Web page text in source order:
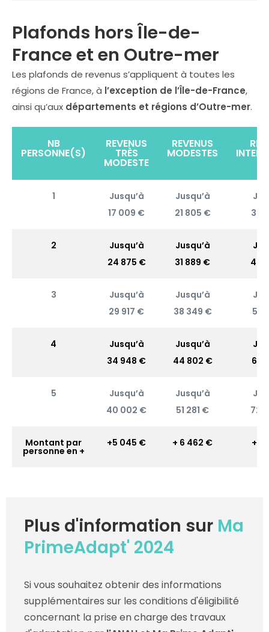
Plafonds hors Île-de-
France et en Outre-mer
Les plafonds de revenus s’appliquent à toutes les
régions de France, à l’exception de l’Île-de-France,
ainsi qu’aux départements et régions d’Outre-mer.
NB
PERSONNE(S)
REVENUS
TRÈS
MODESTE
REVENUS
MODESTES
1
Jusqu’à
17 009 €
Jusqu’à
21 805 €
30
2
Jusqu’à
24 875 €
Jusqu’à
31 889 €
44
3
Jusqu’à
29 917 €
Jusqu’à
38 349 €
54
4
Jusqu’à
34 948 €
Jusqu’à
44 802 €
63
5
Jusqu’à
40 002 €
Jusqu’à
51 281 €
72
Montant par
personne en +
+5 045 € + 6 462 € + 9
Plus d'information sur Ma
PrimeAdapt' 2024
Si vous souhaitez obtenir des informations
supplémentaires sur les conditions d'éligibilité
concernant la prise en charge des travaux